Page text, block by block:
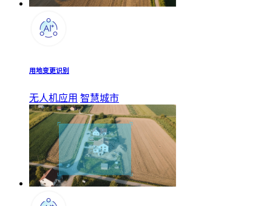
用地变更识别
无人机应用 智慧城市